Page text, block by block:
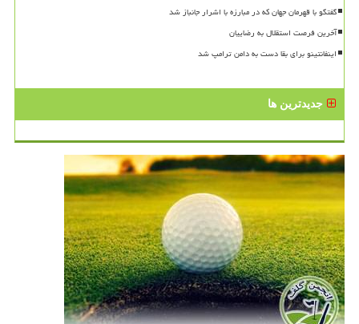
گفتگو با قهرمان جهان که در مبارزه با اشرار جانباز شد
آخرین فرصت استقلال به رضاییان
اینفانتینو برای بقا دست به دامن ترامپ شد
جدیدترین ها